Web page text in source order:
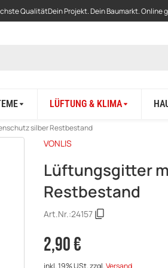
QualitätDein Projekt. Dein Baumarkt. Online
LÜFTUNG & KLIMA
silber Restbestand
VONLIS
Lüftungsgitter
Restbestand
Art.Nr.:24157
2,90 €
inkl. 19% USt.zzgl.Versand